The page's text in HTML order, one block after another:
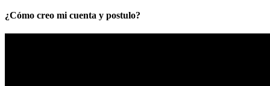
¿Cómo creo mi cuenta y postulo?